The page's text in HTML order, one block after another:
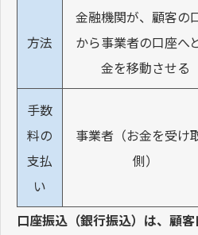
方法
金融機関が、顧客の
から事業者の口座へ
金を移動させる
手数
料の
支払
い
事業者（お金を受け
側）
口座振込（銀行振込）は、顧